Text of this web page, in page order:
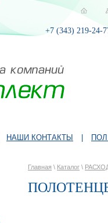
+7 (343) 219-24-
НАШИ КОНТАКТЫ
Главная \ Каталог \